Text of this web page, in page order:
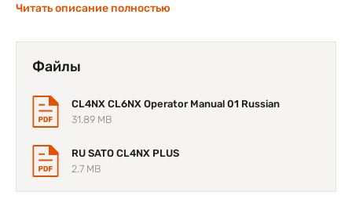
стабильность работы принтера и защищает его узлы и
Читать описание полностью
Файлы
CL4NX CL6NX Operator Manual 01 Russian
31.89 MB
RU SATO CL4NX PLUS
2.7 MB